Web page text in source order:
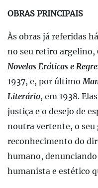
OBRAS PRINCIPAIS
Às obras já referidas
no seu retiro argelino,
Novelas Eróticas e
1937, e, por último
Literário, em 1938.
justiça e o desejo de
noutra vertente, o seu
reconhecimento do
humano,
humanista e estético